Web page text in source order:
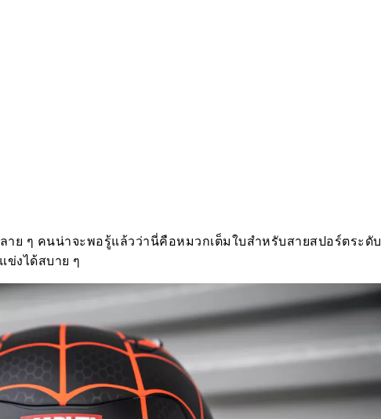
าย ๆ คนน่าจะพอรู้แล้วว่านี่คือหมวกเต็มใบสำหรับสายสปอร์ตระดับ
งได้สบาย ๆ